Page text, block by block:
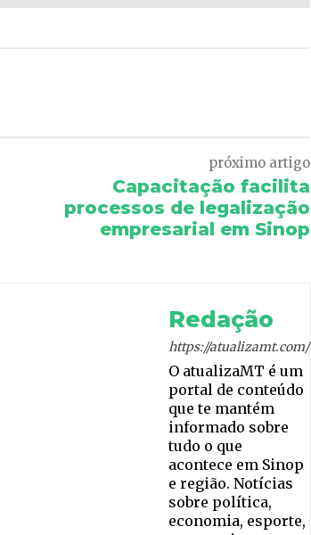
próximo artigo
Capacitação facilita
processos de legalização
empresarial em Sinop
Redação
https://atualizamt.com/
O atualizaMT é um
portal de conteúdo
que te mantém
informado sobre
tudo o que
acontece em Sinop
e região. Notícias
sobre política,
economia, esporte,